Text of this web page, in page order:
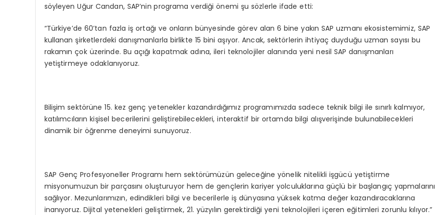
söyleyen Uğur Candan, SAP’nin programa verdiği önemi şu sözlerle ifade etti:
“Türkiye’de 60’tan fazla iş ortağı ve onların bünyesinde görev alan 6 bine yakın SAP uzmanı ekosistemimiz, SAP
kullanan şirketlerdeki danışmanlarla birlikte 15 bini aşıyor. Ancak, sektörlerin ihtiyaç duyduğu uzman sayısı bu
rakamın çok üzerinde. Bu açığı kapatmak adına, ileri teknolojiler alanında yeni nesil SAP danışmanları
yetiştirmeye odaklanıyoruz.
Bilişim sektörüne 15. kez genç yetenekler kazandırdığımız programımızda sadece teknik bilgi ile sınırlı kalmıyor,
katılımcıların kişisel becerilerini geliştirebilecekleri, interaktif bir ortamda bilgi alışverişinde bulunabilecekleri
dinamik bir öğrenme deneyimi sunuyoruz.
SAP Genç Profesyoneller Programı hem sektörümüzün geleceğine yönelik nitelikli işgücü yetiştirme
misyonumuzun bir parçasını oluşturuyor hem de gençlerin kariyer yolculuklarına güçlü bir başlangıç yapmalarını
sağlıyor. Mezunlarımızın, edindikleri bilgi ve becerilerle iş dünyasına yüksek katma değer kazandıracaklarına
inanıyoruz. Dijital yetenekleri geliştirmek, 21. yüzyılın gerektirdiği yeni teknolojileri içeren eğitimleri zorunlu kılıyor.”